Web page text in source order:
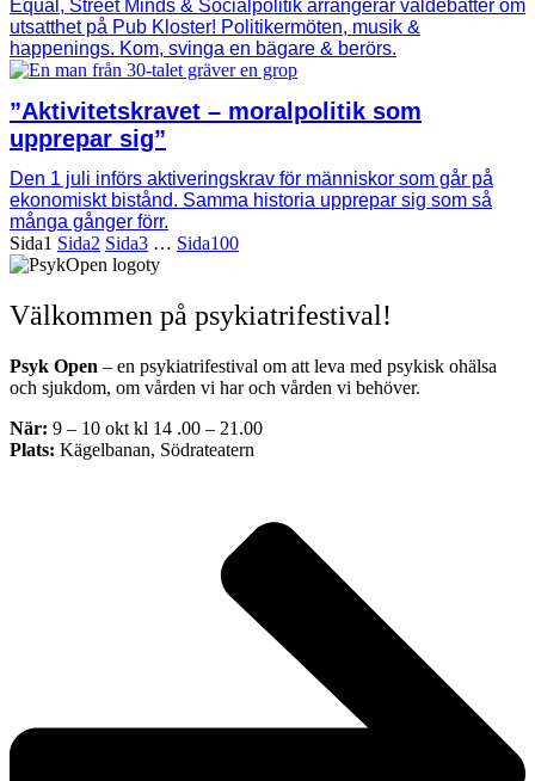
Equal, Street Minds & Socialpolitik arrangerar valdebatter om
utsatthet på Pub Kloster! Politikermöten, musik &
happenings. Kom, svinga en bägare & berörs.
”Aktivitetskravet – moralpolitik som
upprepar sig”
Den 1 juli införs aktiveringskrav för människor som går på
ekonomiskt bistånd. Samma historia upprepar sig som så
många gånger förr.
Sida1 Sida2 Sida3 … Sida100
Välkommen på psykiatrifestival!
Psyk Open – en psykiatrifestival om att leva med psykisk ohälsa
och sjukdom, om vården vi har och vården vi behöver.
När: 9 – 10 okt kl 14 .00 – 21.00
Plats: Kägelbanan, Södrateatern